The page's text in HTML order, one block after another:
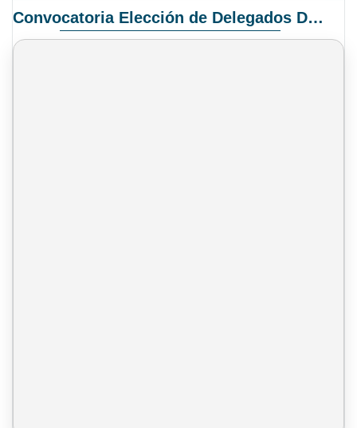
Convocatoria Elección de Delegados Docentes para el XIV Congreso Nacional de Universidades